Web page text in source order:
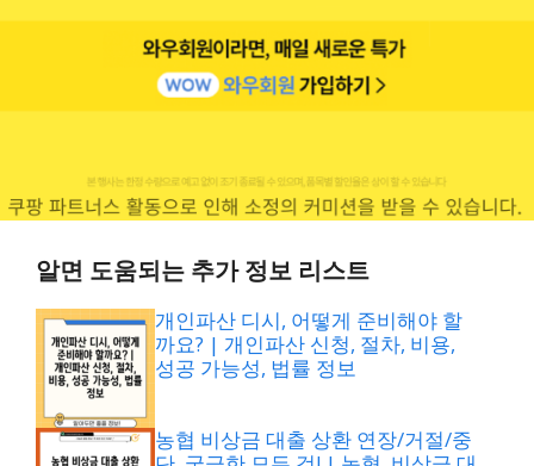
알면 도움되는 추가 정보 리스트
개인파산 디시, 어떻게 준비해야 할
까요? | 개인파산 신청, 절차, 비용,
성공 가능성, 법률 정보
농협 비상금 대출 상환 연장/거절/중